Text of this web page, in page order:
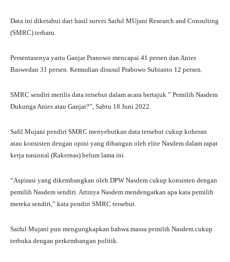
Data ini diketahui dari hasil survei Saiful MUjani Research and Consulting
(SMRC) terbaru.
Persentasenya yaitu Ganjar Pranowo mencapai 41 persen dan Anies
Baswedan 31 persen. Kemudian disusul Prabowo Subianto 12 persen.
SMRC sendiri merilis data tersebut dalam acara bertajuk ” Pemilih Nasdem
Dukunga Anies atau Ganjar?”, Sabtu 18 Juni 2022.
Safil Mujani pendiri SMRC menyebutkan data tersebut cukup koheran
atau konsisten dengan opini yang dibangun oleh elite Nasdem dalam rapat
kerja nasional (Rakernas) belum lama ini.
“Aspirasi yang dikembangkan oleh DPW Nasdem cukup konsisten dengan
pemilih Nasdem sendiri. Artinya Nasdem mendengarkan apa kata pemilih
mereka sendiri,” kata pendiri SMRC tersebut.
Saiful Mujani pun mengungkapkan bahwa massa pemilih Nasdem cukup
terbuka dengan perkembangan politik.